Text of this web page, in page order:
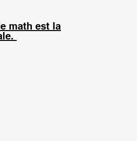
math est la